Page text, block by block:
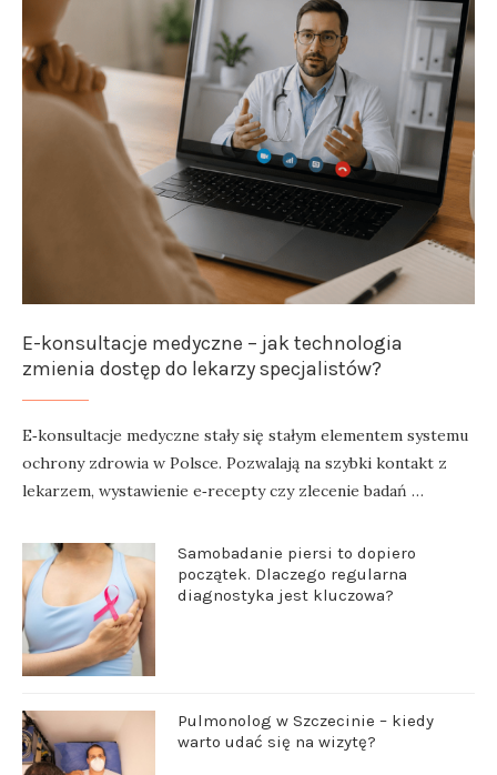
E-konsultacje medyczne – jak technologia
zmienia dostęp do lekarzy specjalistów?
E‑konsultacje medyczne stały się stałym elementem systemu
ochrony zdrowia w Polsce. Pozwalają na szybki kontakt z
lekarzem, wystawienie e‑recepty czy zlecenie badań …
Samobadanie piersi to dopiero
początek. Dlaczego regularna
diagnostyka jest kluczowa?
Pulmonolog w Szczecinie – kiedy
warto udać się na wizytę?